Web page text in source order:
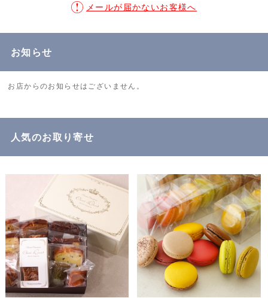
メールが届かないお客様へ
お知らせ
お店からのお知らせはございません。
人気のお取り寄せ